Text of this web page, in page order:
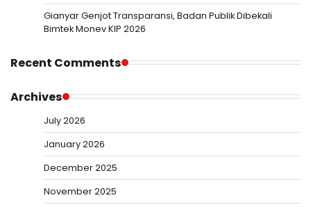
Gianyar Genjot Transparansi, Badan Publik Dibekali
Bimtek Monev KIP 2026
Recent Comments
Archives
July 2026
January 2026
December 2025
November 2025